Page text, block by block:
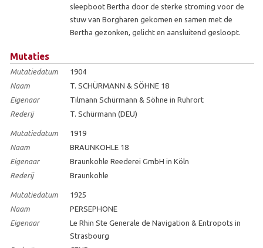
sleepboot Bertha door de sterke stroming voor de
stuw van Borgharen gekomen en samen met de
Bertha gezonken, gelicht en aansluitend gesloopt.
Mutaties
Mutatiedatum
1904
Naam
T. SCHÜRMANN & SÖHNE 18
Eigenaar
Tilmann Schürmann & Söhne in Ruhrort
Rederij
T. Schürmann (DEU)
Mutatiedatum
1919
Naam
BRAUNKOHLE 18
Eigenaar
Braunkohle Reederei GmbH in Köln
Rederij
Braunkohle
Mutatiedatum
1925
Naam
PERSEPHONE
Eigenaar
Le Rhin Ste Generale de Navigation & Entropots in
Strasbourg